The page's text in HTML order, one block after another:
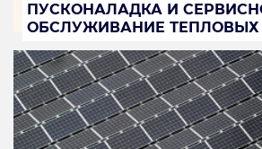
ПУСКОНАЛАДКА И
ОБСЛУЖИВАНИЕ